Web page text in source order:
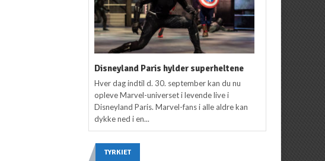
Disneyland Paris hylder superheltene
Hver dag indtil d. 30. september kan du nu
opleve Marvel-universet i levende live i
Disneyland Paris. Marvel-fans i alle aldre kan
dykke ned i en...
TYRKIET